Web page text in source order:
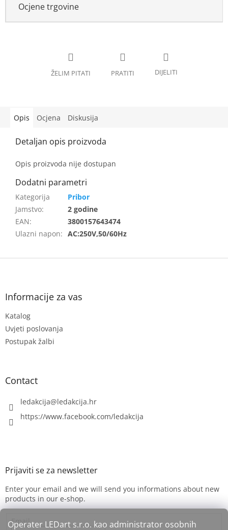
Operater LEDart s.r.o. kao administrator osobnih
Ocjene trgovine
Opis Ocjena Diskusija
Opis proizvoda nije dostupan
Pribor
Jamstvo:
2 godine
EAN:
3800157643474
Ulazni napon: AC:250V,50/60Hz
F
Informacije za vas
Katalog
Uvjeti poslovanja
Postupak žalbi
Contact
ledakcija@ledakcija.hr
https://www.facebook.com/ledakcija
Enter your email and we will send you informations about new
products in our e-shop.
Email